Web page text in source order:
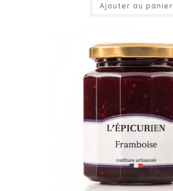
Ajouter au panier